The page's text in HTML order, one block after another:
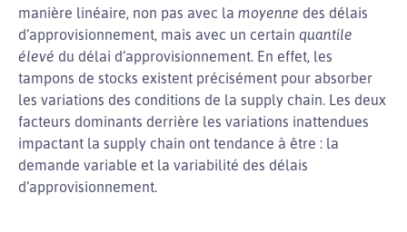
manière linéaire, non pas avec la moyenne des délais
d’approvisionnement, mais avec un certain quantile
élevé du délai d’approvisionnement. En effet, les
tampons de stocks existent précisément pour absorber
les variations des conditions de la supply chain. Les deux
facteurs dominants derrière les variations inattendues
impactant la supply chain ont tendance à être : la
demande variable et la variabilité des délais
d’approvisionnement.